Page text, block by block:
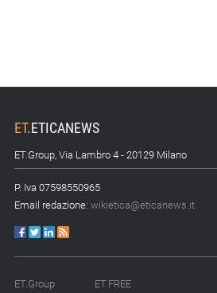
ET.ETICANEWS
ET.Group, Via Lambro 4 - 20129 Milano
P. Iva 07598550965
Email redazione: wikietica@eticanews.it
ET.Group ET.FREE